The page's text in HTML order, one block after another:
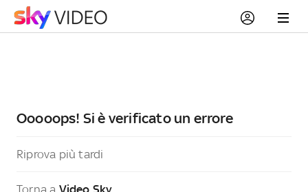
Ooooops! Si è verificato un errore
Riprova più tardi
Torna a Video Sky